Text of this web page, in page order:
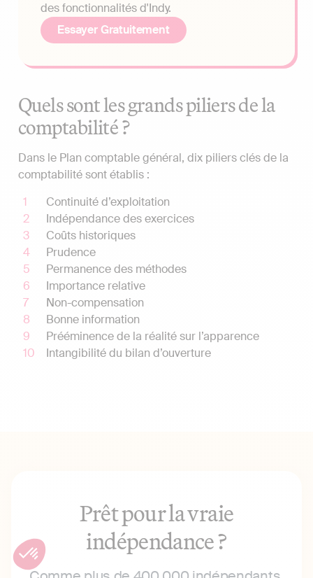
des fonctionnalités d'Indy.
Essayer Gratuitement
Quels sont les grands piliers de la
comptabilité ?
Dans le Plan comptable général, dix piliers clés de la
comptabilité sont établis :
Continuité d’exploitation
Indépendance des exercices
Coûts historiques
Prudence
Permanence des méthodes
Importance relative
Non-compensation
Bonne information
Prééminence de la réalité sur l’apparence
Intangibilité du bilan d’ouverture
Prêt pour la vraie
indépendance ?